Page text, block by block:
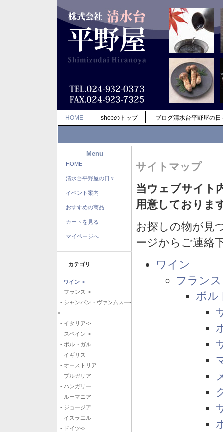
HOME shopのトップ ブログ清水台平野屋の日
Menu
HOME
清水台平野屋の日々
イベント案内
おすすめの商品
カートを見る
マイページへ
カテゴリ
ワイン->
- フランス->
- シャンパン・ヴァンムスー-
>
- イタリア->
- スペイン->
- ポルトガル
- イギリス
- オーストリア
- ブルガリア
- ハンガリー
- ルーマニア
- ジョージア
- イスラエル
- ドイツ->
サイトマップ
当ウェブサイト
用意しておりま
お探しの物が見
ージからご連絡
ワイン
フランス
ボル